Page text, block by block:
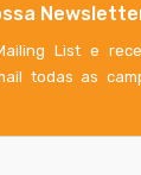
List e
todas as